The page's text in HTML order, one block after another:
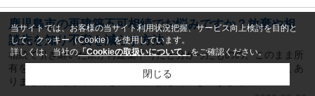
鹿児島市の再建築不可相続でお悩みですか？放棄や相
談先を知り不安を減らす方法
相続で引き継いだ家が再建築不可だと分かったものの、このまま所
有を続けるべきか、相続放棄を選ぶべきか悩んでいる方は少なくあ
りません。鹿児島市でも、道路に接していないなど建築...
当サイトでは、お客様の当サイト利用状況把握、サービス向上検討を目的と
して、クッキー（Cookie）を使用しています。
詳しくは、当社の「Cookieの取扱いについて」をご確認ください。
閉じる